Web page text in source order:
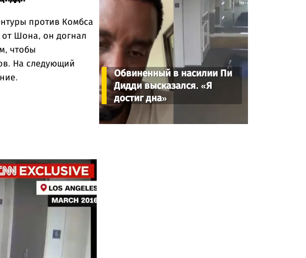
против Комбса
от Шона, он догнал
чтобы
На следующий
Обвиненный в насилии Пи
Дидди высказался. «Я
достиг дна»